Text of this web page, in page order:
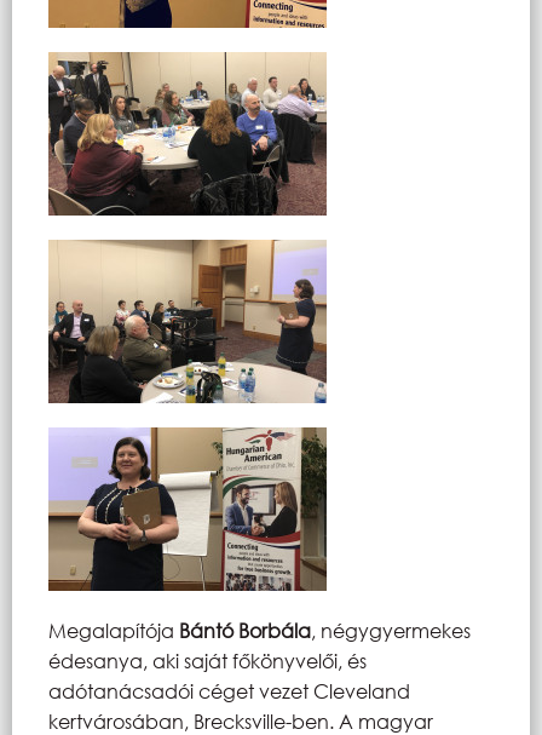
Megalapítója Bántó Borbála, négygyermekes
édesanya, aki saját főkönyvelői, és
adótanácsadói céget vezet Cleveland
kertvárosában, Brecksville-ben. A magyar